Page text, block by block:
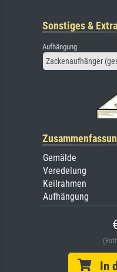
Sonstiges &
Aufhängung
Zackenaufhänger
Gemälde
Veredelung
Keilrahmen
Aufhängung
In